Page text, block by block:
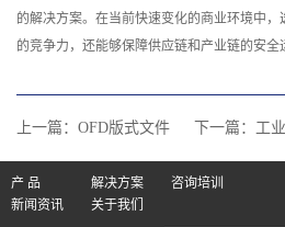
的解决方案。在当前快速变化的商业环境中，
的竞争力，还能够保障供应链和产业链的安全
上一篇： OFD版式文件 下一篇： 工
产 品 解决方案
咨询培训
新闻资讯
关于我们